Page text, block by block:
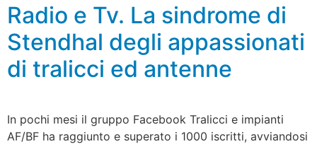
Radio e Tv. La sindrome di
Stendhal degli appassionati
di tralicci ed antenne
In pochi mesi il gruppo Facebook Tralicci e impianti
AF/BF ha raggiunto e superato i 1000 iscritti, avviandosi